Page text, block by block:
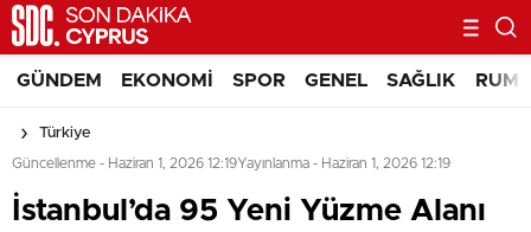
GÜNDEM EKONOMI SPOR GENEL SAĞLIK RUM
Türkiye
Güncellenme - Haziran 1, 2026 12:19Yayınlanma - Haziran 1, 2026 12:19
İstanbul’da 95 Yeni Yüzme Alanı